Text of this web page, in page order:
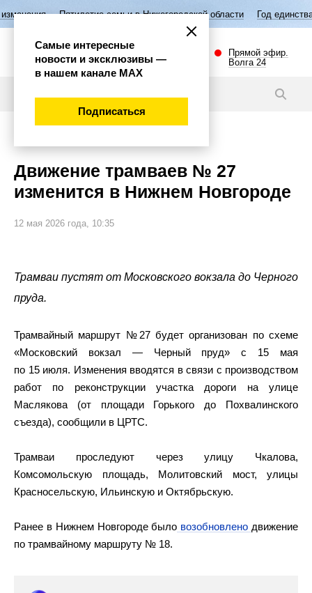
семьи в Нижегородской области Год единства народов России
Прямой эфир.
Волга 24
Движение трамваев № 27
изменится в Нижнем Новгороде
12 мая 2026 года, 10:35
Трамваи пустят от Московского вокзала до Черного
пруда.
Трамвайный маршрут №27 будет организован по схеме
«Московский вокзал — Черный пруд» с 15 мая
по 15 июля. Изменения вводятся в связи с производством
работ по реконструкции участка дороги на улице
Маслякова (от площади Горького до Похвалинского
съезда), сообщили в ЦРТС.
Трамваи проследуют через улицу Чкалова,
Комсомольскую площадь, Молитовский мост, улицы
Красносельскую, Ильинскую и Октябрьскую.
Ранее в Нижнем Новгороде было возобновлено движение
по трамвайному маршруту № 18.
Самые интересные
новости и эксклюзивы —
в нашем канале МАХ
Подписаться